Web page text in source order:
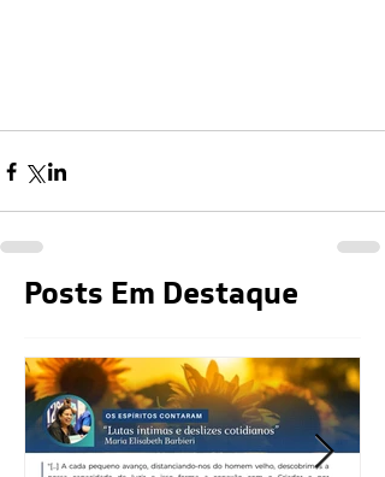
Posts Em Destaque